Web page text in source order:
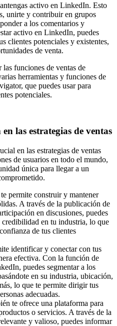
activo en LinkedIn. Esto
unirte y contribuir en grupos
a los comentarios y
activo en LinkedIn, puedes
clientes potenciales y existentes,
de venta.
funciones de ventas de
herramientas y funciones de
que puedes usar para
potenciales.
las estrategias de ventas
en las estrategias de ventas
de usuarios en todo el mundo,
única para llegar a un
permite construir y mantener
A través de la publicación de
en discusiones, puedes
en tu industria, lo que
de tus clientes
identificar y conectar con tus
efectiva. Con la función de
puedes segmentar a los
en su industria, ubicación,
lo que te permite dirigir tus
adecuadas.
te ofrece una plataforma para
o servicios. A través de la
y valioso, puedes informar